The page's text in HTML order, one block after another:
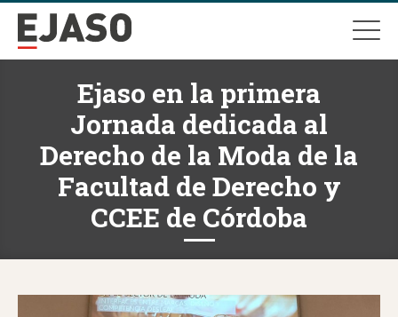
Ejaso en la primera
Jornada dedicada al
Derecho de la Moda de la
Facultad de Derecho y
CCEE de Córdoba